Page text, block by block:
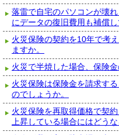
落雷で自宅のパソコンが壊
にデータの復旧費用も補償
火災保険の契約を10年で考
ますか。
火災で半焼した場合、保険
火災保険は保険金を請求す
のでしょうか。
火災保険を再取得価格で契
上昇している場合にはどう